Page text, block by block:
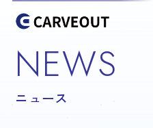
NEWS
ニュース